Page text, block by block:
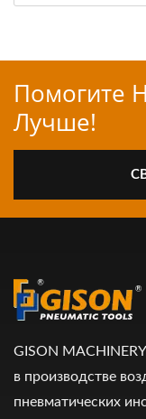
Помогите
Лучше!
GISON
в производстве
пневматических